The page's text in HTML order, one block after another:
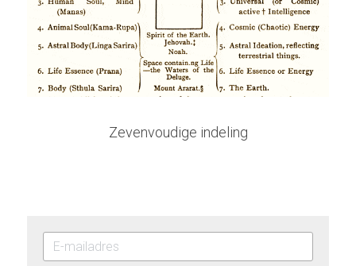
Zevenvoudige indeling